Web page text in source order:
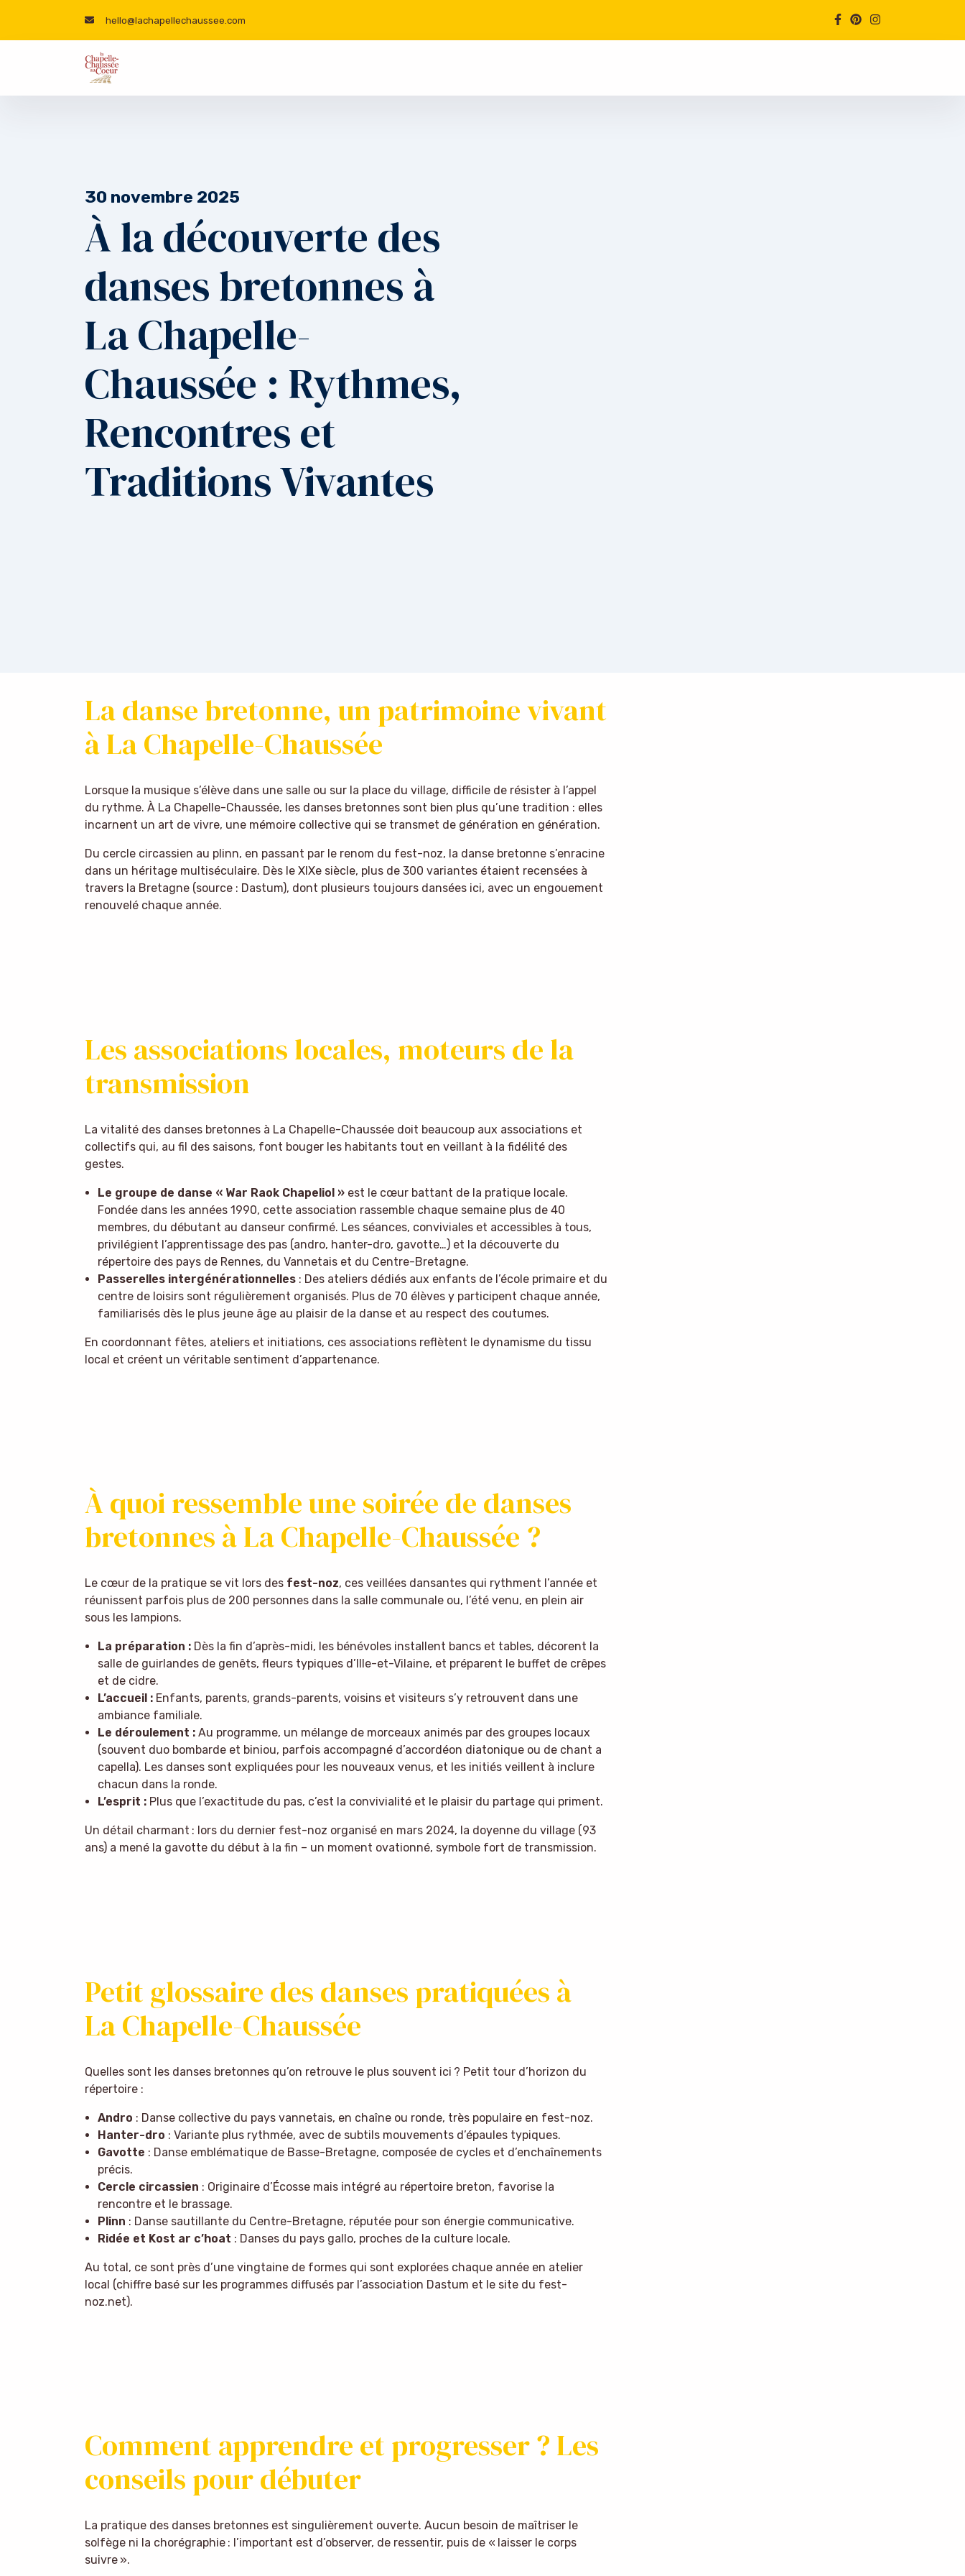
hello@lachapellechaussee.com
30 novembre 2025
À la découverte des
danses bretonnes à
La Chapelle-
Chaussée : Rythmes,
Rencontres et
Traditions Vivantes
La danse bretonne, un patrimoine vivant
à La Chapelle-Chaussée
Lorsque la musique s’élève dans une salle ou sur la place du village, difficile de résister à l’appel
du rythme. À La Chapelle-Chaussée, les danses bretonnes sont bien plus qu’une tradition : elles
incarnent un art de vivre, une mémoire collective qui se transmet de génération en génération.
Du cercle circassien au plinn, en passant par le renom du fest-noz, la danse bretonne s’enracine
dans un héritage multiséculaire. Dès le XIXe siècle, plus de 300 variantes étaient recensées à
travers la Bretagne (source : Dastum), dont plusieurs toujours dansées ici, avec un engouement
renouvelé chaque année.
Les associations locales, moteurs de la
transmission
La vitalité des danses bretonnes à La Chapelle-Chaussée doit beaucoup aux associations et
collectifs qui, au fil des saisons, font bouger les habitants tout en veillant à la fidélité des
gestes.
Le groupe de danse « War Raok Chapeliol »est le cœur battant de la pratique locale.
Fondée dans les années 1990, cette association rassemble chaque semaine plus de 40
membres, du débutant au danseur confirmé. Les séances, conviviales et accessibles à tous,
privilégient l’apprentissage des pas (andro, hanter-dro, gavotte…) et la découverte du
répertoire des pays de Rennes, du Vannetais et du Centre-Bretagne.
Passerelles intergénérationnelles: Des ateliers dédiés aux enfants de l’école primaire et du
centre de loisirs sont régulièrement organisés. Plus de 70 élèves y participent chaque année,
familiarisés dès le plus jeune âge au plaisir de la danse et au respect des coutumes.
En coordonnant fêtes, ateliers et initiations, ces associations reflètent le dynamisme du tissu
local et créent un véritable sentiment d’appartenance.
À quoi ressemble une soirée de danses
bretonnes à La Chapelle-Chaussée ?
Le cœur de la pratique se vit lors des fest-noz, ces veillées dansantes qui rythment l’année et
réunissent parfois plus de 200 personnes dans la salle communale ou, l’été venu, en plein air
sous les lampions.
La préparation :Dès la fin d’après-midi, les bénévoles installent bancs et tables, décorent la
salle de guirlandes de genêts, fleurs typiques d’Ille-et-Vilaine, et préparent le buffet de crêpes
et de cidre.
L’accueil :Enfants, parents, grands-parents, voisins et visiteurs s’y retrouvent dans une
ambiance familiale.
Le déroulement :Au programme, un mélange de morceaux animés par des groupes locaux
(souvent duo bombarde et biniou, parfois accompagné d’accordéon diatonique ou de chant a
capella). Les danses sont expliquées pour les nouveaux venus, et les initiés veillent à inclure
chacun dans la ronde.
L’esprit :Plus que l’exactitude du pas, c’est la convivialité et le plaisir du partage qui priment.
Un détail charmant : lors du dernier fest-noz organisé en mars 2024, la doyenne du village (93
ans) a mené la gavotte du début à la fin – un moment ovationné, symbole fort de transmission.
Petit glossaire des danses pratiquées à
La Chapelle-Chaussée
Quelles sont les danses bretonnes qu’on retrouve le plus souvent ici ? Petit tour d’horizon du
répertoire :
Andro : Danse collective du pays vannetais, en chaîne ou ronde, très populaire en fest-noz.
Hanter-dro : Variante plus rythmée, avec de subtils mouvements d’épaules typiques.
Gavotte : Danse emblématique de Basse-Bretagne, composée de cycles et d’enchaînements
précis.
Cercle circassien : Originaire d’Écosse mais intégré au répertoire breton, favorise la
rencontre et le brassage.
Plinn : Danse sautillante du Centre-Bretagne, réputée pour son énergie communicative.
Ridée et Kost ar c’hoat : Danses du pays gallo, proches de la culture locale.
Au total, ce sont près d’une vingtaine de formes qui sont explorées chaque année en atelier
local (chiffre basé sur les programmes diffusés par l’association Dastum et le site du fest-
noz.net).
Comment apprendre et progresser ? Les
conseils pour débuter
La pratique des danses bretonnes est singulièrement ouverte. Aucun besoin de maîtriser le
solfège ni la chorégraphie : l’important est d’observer, de ressentir, puis de « laisser le corps
suivre ».